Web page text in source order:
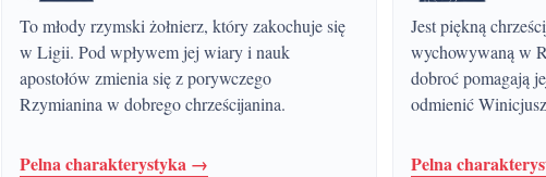
To młody rzymski żołnierz, który zakochuje się
w Ligii. Pod wpływem jej wiary i nauk
apostołów zmienia się z porywczego
Rzymianina w dobrego chrześcijanina.
Pelna charakterystyka →
Jest piękną chrześcijanką z plemienia Ligów,
wychowywaną w
dobroć pomagają
odmienić
Pelna